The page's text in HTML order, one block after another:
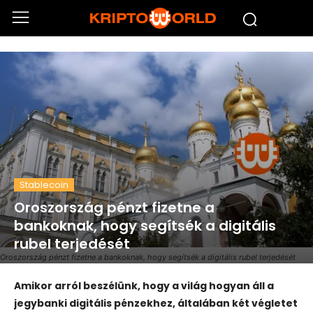
Oroszország pénzt fizetne a bankoknak, hogy segítsék a digitális rubel terjedését
Stablecoin
Oroszország pénzt fizetne a
bankoknak, hogy segítsék a digitális
rubel terjedését
Amikor arról beszélünk, hogy a világ hogyan áll a
jegybanki digitális pénzekhez, általában két végletet